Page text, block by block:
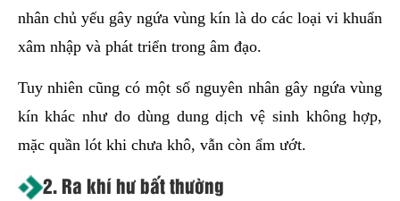
nhân chủ yếu gây ngứa vùng kín là do các loại vi khuẩn
xâm nhập và phát triển trong âm đạo.
Tuy nhiên cũng có một số nguyên nhân gây ngứa vùng
kín khác như do dùng dung dịch vệ sinh không hợp,
mặc quần lót khi chưa khô, vẫn còn ẩm ướt.
2. Ra khí hư bất thường